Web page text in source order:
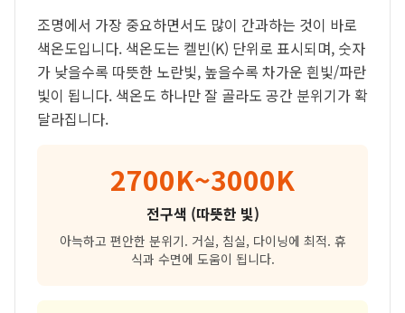
조명에서 가장 중요하면서도 많이 간과하는 것이 바로
색온도입니다. 색온도는 켈빈(K) 단위로 표시되며, 숫자
가 낮을수록 따뜻한 노란빛, 높을수록 차가운 흰빛/파란
빛이 됩니다. 색온도 하나만 잘 골라도 공간 분위기가 확
달라집니다.
2700K~3000K
전구색 (따뜻한 빛)
아늑하고 편안한 분위기. 거실, 침실, 다이닝에 최적. 휴
식과 수면에 도움이 됩니다.